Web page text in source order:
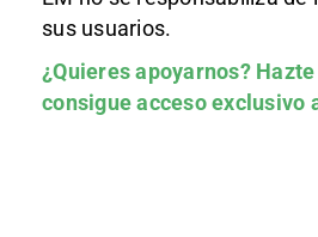
sus usuarios.
¿Quieres apoyarnos?
consigue acceso exclusivo